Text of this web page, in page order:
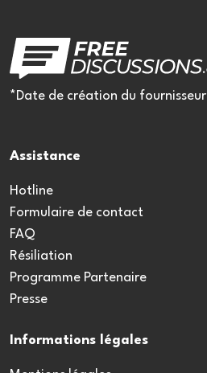
*Date de création du
Assistance
Hotline
Formulaire de contact
FAQ
Résiliation
Programme Partenaire
Presse
Informations légales